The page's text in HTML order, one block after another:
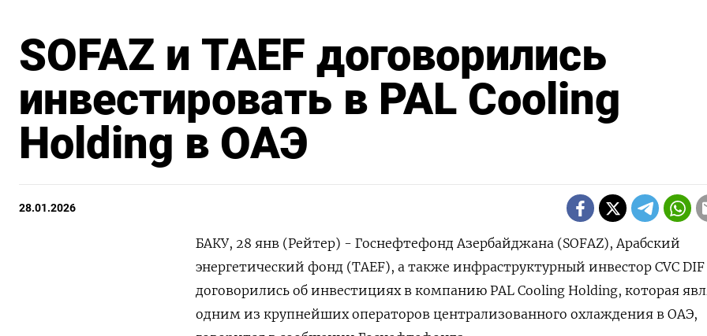
SOFAZ и TAEF договорились
инвестировать в PAL Cooling
Holding в ОАЭ
28.01.2026
БАКУ, 28 янв (Рейтер) - Госнефтефонд Азербайджана (SOFAZ), Арабский
энергетический фонд (TAEF), а также инфраструктурный инвестор ⁠CVC DIF
договорились об инвестициях в компанию PAL Cooling Holding, которая
одним из крупнейших ⁠операторов централизованного охлаждения ​в ОАЭ,